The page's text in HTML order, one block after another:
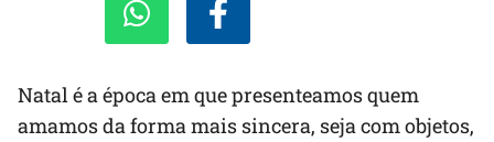
Natal é a época em que presenteamos quem
amamos da forma mais sincera, seja com objetos,